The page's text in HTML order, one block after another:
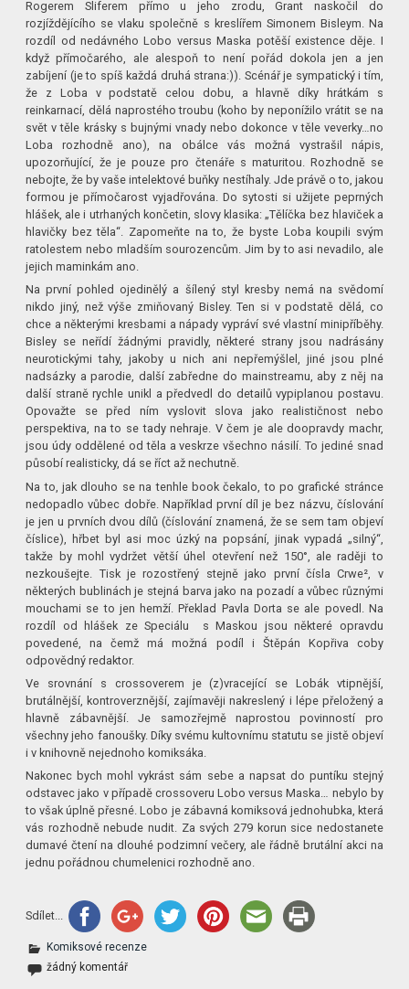
Rogerem Sliferem přímo u jeho zrodu, Grant naskočil do
rozjíždějícího se vlaku společně s kreslířem Simonem Bisleym. Na
rozdíl od nedávného Lobo versus Maska potěší existence děje. I
když přímočarého, ale alespoň to není pořád dokola jen a jen
zabíjení (je to spíš každá druhá strana:)). Scénář je sympatický i tím,
že z Loba v podstatě celou dobu, a hlavně díky hrátkám s
reinkarnací, dělá naprostého troubu (koho by neponížilo vrátit se na
svět v těle krásky s bujnými vnady nebo dokonce v těle veverky…no
Loba rozhodně ano), na obálce vás možná vystrašil nápis,
upozorňující, že je pouze pro čtenáře s maturitou. Rozhodně se
nebojte, že by vaše intelektové buňky nestíhaly. Jde právě o to, jakou
formou je přímočarost vyjadřována. Do sytosti si užijete peprných
hlášek, ale i utrhaných končetin, slovy klasika: „Tělíčka bez hlaviček a
hlavičky bez těla“. Zapomeňte na to, že byste Loba koupili svým
ratolestem nebo mladším sourozencům. Jim by to asi nevadilo, ale
jejich maminkám ano.
Na první pohled ojedinělý a šílený styl kresby nemá na svědomí
nikdo jiný, než výše zmiňovaný Bisley. Ten si v podstatě dělá, co
chce a některými kresbami a nápady vypráví své vlastní minipříběhy.
Bisley se neřídí žádnými pravidly, některé strany jsou nadrásány
neurotickými tahy, jakoby u nich ani nepřemýšlel, jiné jsou plné
nadsázky a parodie, další zabředne do mainstreamu, aby z něj na
další straně rychle unikl a předvedl do detailů vypiplanou postavu.
Opovažte se před ním vyslovit slova jako realističnost nebo
perspektiva, na to se tady nehraje. V čem je ale doopravdy machr,
jsou údy oddělené od těla a veskrze všechno násilí. To jediné snad
působí realisticky, dá se říct až nechutně.
Na to, jak dlouho se na tenhle book čekalo, to po grafické stránce
nedopadlo vůbec dobře. Například první díl je bez názvu, číslování
je jen u prvních dvou dílů (číslování znamená, že se sem tam objeví
číslice), hřbet byl asi moc úzký na popsání, jinak vypadá „silný“,
takže by mohl vydržet větší úhel otevření než 150°, ale raději to
nezkoušejte. Tisk je rozostřený stejně jako první čísla Crwe², v
některých bublinách je stejná barva jako na pozadí a vůbec různými
mouchami se to jen hemží. Překlad Pavla Dorta se ale povedl. Na
rozdíl od hlášek ze Speciálu s Maskou jsou některé opravdu
povedené, na čemž má možná podíl i Štěpán Kopřiva coby
odpovědný redaktor.
Ve srovnání s crossoverem je (z)vracející se Lobák vtipnější,
brutálnější, kontroverznější, zajímavěji nakreslený i lépe přeložený a
hlavně zábavnější. Je samozřejmě naprostou povinností pro
všechny jeho fanoušky. Díky svému kultovnímu statutu se jistě objeví
i v knihovně nejednoho komiksáka.
Nakonec bych mohl vykrást sám sebe a napsat do puntíku stejný
odstavec jako v případě crossoveru Lobo versus Maska… nebylo by
to však úplně přesné. Lobo je zábavná komiksová jednohubka, která
vás rozhodně nebude nudit. Za svých 279 korun sice nedostanete
dumavé čtení na dlouhé podzimní večery, ale řádně brutální akci na
jednu pořádnou chumelenici rozhodně ano.
Sdílet...
Komiksové recenze
žádný komentář